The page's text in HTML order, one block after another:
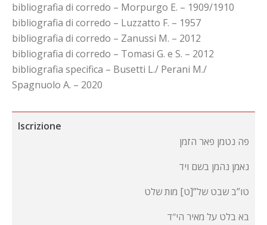
bibliografia di corredo – Morpurgo E. – 1909/1910
bibliografia di corredo – Luzzatto F. – 1957
bibliografia di corredo – Zanussi M. – 2012
bibliografia di corredo – Tomasi G. e S. – 2012
bibliografia specifica – Busetti L./ Perani M./
Spagnuolo A. – 2020
Iscrizione
פה נטמן פאר הזמן
נאמן נהמן בשם ויד
טו”ב שבט של”[ט] מות שלט
בא בלט על מאיר היʺד